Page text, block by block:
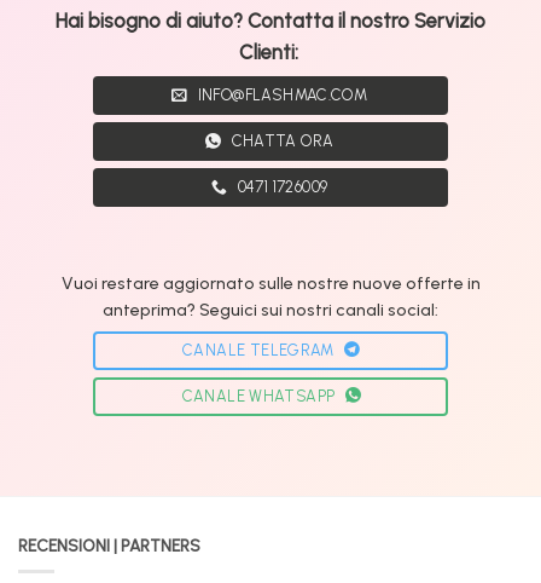
Hai bisogno di aiuto? Contatta il nostro Servizio
Clienti:
INFO@FLASHMAC.COM
CHATTA ORA
0471 1726009
Vuoi restare aggiornato sulle nostre nuove offerte in
anteprima? Seguici sui nostri canali social:
CANALE TELEGRAM
CANALE WHATSAPP
RECENSIONI | PARTNERS